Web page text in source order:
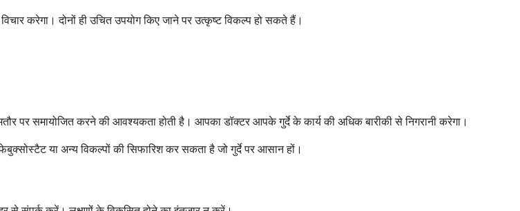
करेगा। दोनों ही उचित उपयोग किए जाने पर उत्कृष्ट विकल्प हो सकते हैं।
पर समायोजित करने की आवश्यकता होती है। आपका डॉक्टर आपके गुर्दे के कार्य की अधिक बारीकी से निगरानी करेगा।
या अन्य विकल्पों की सिफारिश कर सकता है जो गुर्दे पर आसान हों।